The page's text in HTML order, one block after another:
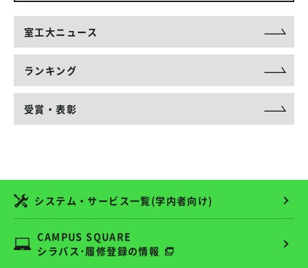
室工大ニュース
ランキング
受賞・表彰
システム・サービス一覧(学内者向け)
CAMPUS SQUARE
シラバス･履修登録の情報